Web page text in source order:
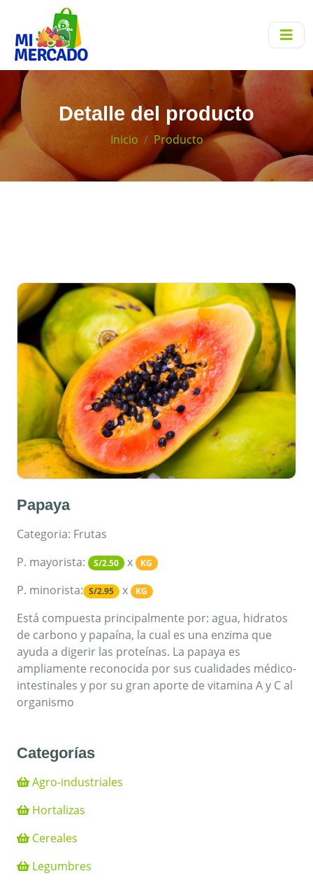
Detalle del producto
Inicio Producto
Papaya
Categoria: Frutas
P. mayorista:
S/2.50 x KG
P. minorista: S/2.95 x KG
Está compuesta principalmente por: agua, hidratos
de carbono y papaína, la cual es una enzima que
ayuda a digerir las proteínas. La papaya es
ampliamente reconocida por sus cualidades médico-
intestinales y por su gran aporte de vitamina A y C al
organismo
Categorías
Agro-industriales
Hortalizas
Cereales
Legumbres